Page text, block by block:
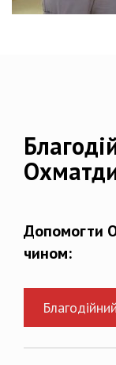
Допомогти
чином: